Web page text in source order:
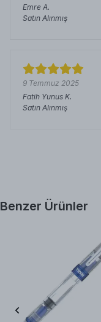
Emre A.
Satın Alınmış
9 Temmuz 2025
Fatih Yunus K.
Satın Alınmış
Benzer Ürünler